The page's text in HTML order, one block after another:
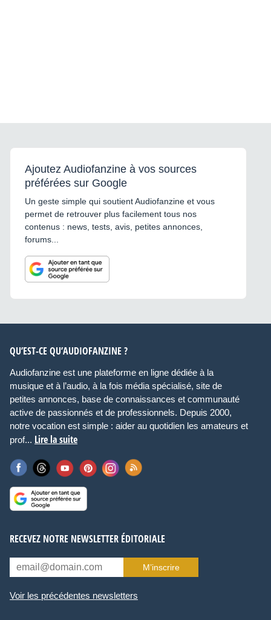
Ajoutez Audiofanzine à vos sources
préférées sur Google
Un geste simple qui soutient Audiofanzine et vous
permet de retrouver plus facilement tous nos
contenus : news, tests, avis, petites annonces,
forums...
QU’EST-CE QU’AUDIOFANZINE ?
Audiofanzine est une plateforme en ligne dédiée à la
musique et à l’audio, à la fois média spécialisé, site de
petites annonces, base de connaissances et communauté
active de passionnés et de professionnels. Depuis 2000,
notre vocation est simple : aider au quotidien les amateurs et
prof... Lire la suite
RECEVEZ NOTRE NEWSLETTER ÉDITORIALE
M’inscrire
Voir les précédentes newsletters